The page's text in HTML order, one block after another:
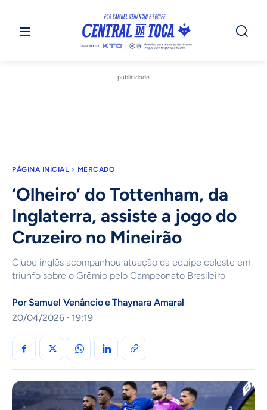
publicidade
PÁGINA INICIAL MERCADO
‘Olheiro’ do Tottenham, da
Inglaterra, assiste a jogo do
Cruzeiro no Mineirão
Clube inglês acompanhou atuação da equipe celeste em
triunfo sobre o Grêmio pelo Campeonato Brasileiro
Por Samuel VenâncioeThaynara Amaral
20/04/2026 · 19:19